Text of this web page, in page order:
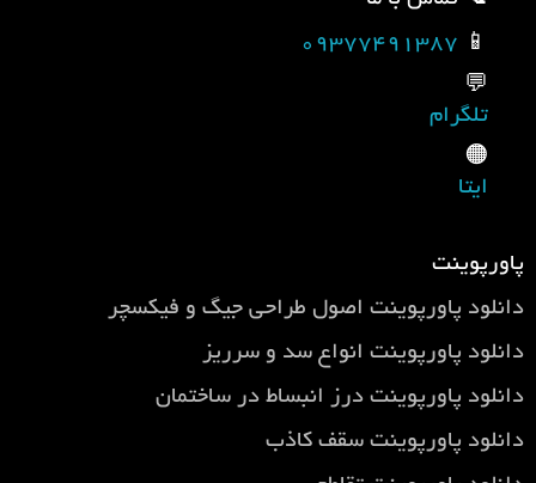
📱
09377491387
💬
تلگرام
🟠
ایتا
پاورپوینت
دانلود پاورپوینت اصول طراحی جيگ و فيكسچر
دانلود پاورپوینت انواع سد و سرریز
دانلود پاورپوینت درز انبساط در ساختمان
دانلود پاورپوینت سقف کاذب